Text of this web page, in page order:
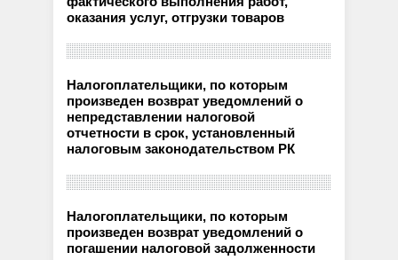
оказания услуг, отгрузки товаров
Налогоплательщики, по которым
произведен возврат уведомлений о
непредставлении налоговой
отчетности в срок, установленный
налоговым законодательством РК
Налогоплательщики, по которым
произведен возврат уведомлений о
погашении налоговой задолженности